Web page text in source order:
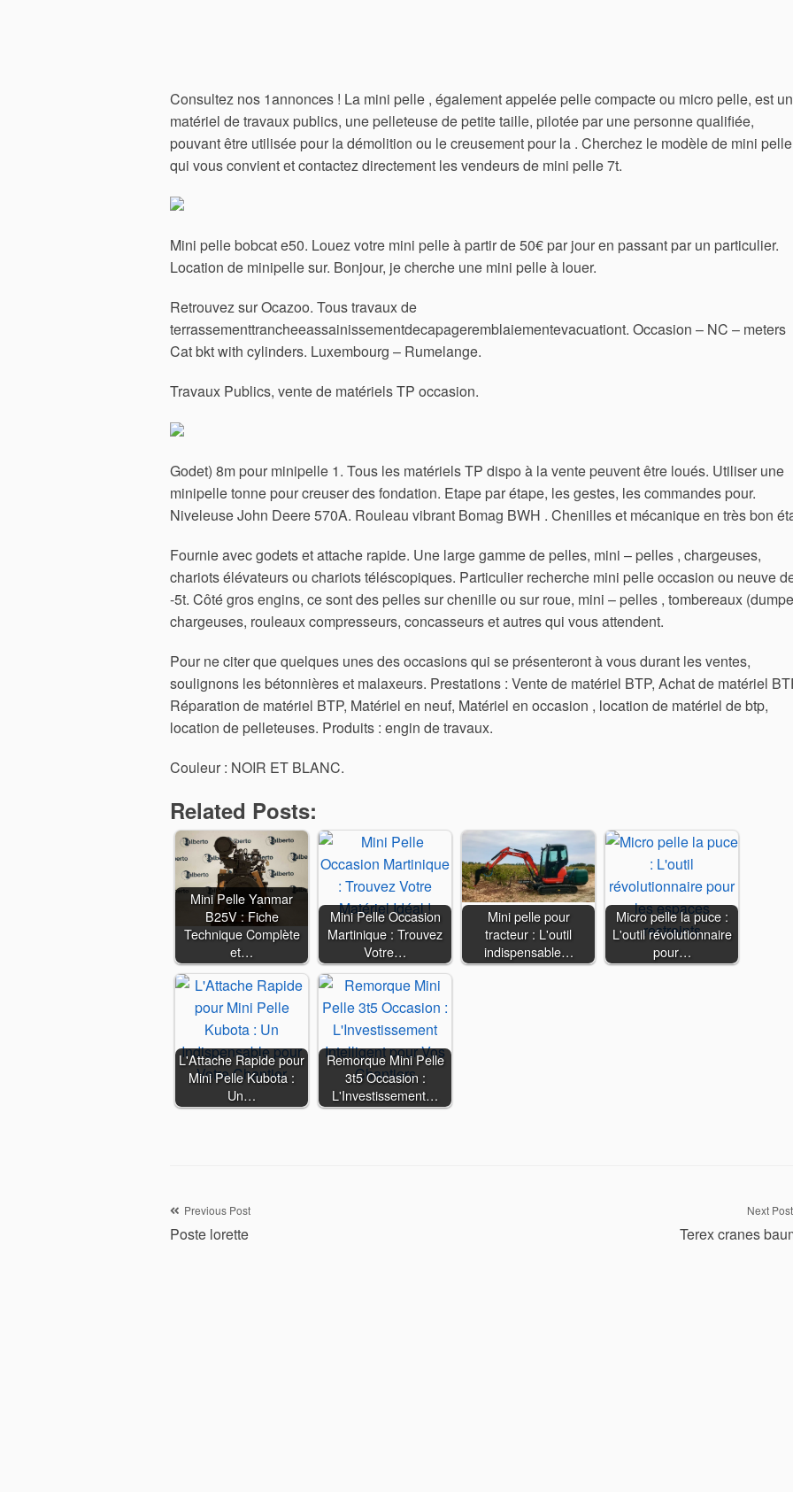
Consultez nos 1annonces ! La mini pelle , également appelée pelle compacte ou micro pelle, est un
matériel de travaux publics, une pelleteuse de petite taille, pilotée par une personne qualifiée,
pouvant être utilisée pour la démolition ou le creusement pour la . Cherchez le modèle de mini
qui vous convient et contactez directement les vendeurs de mini pelle 7t.
Mini pelle bobcat e50. Louez votre mini pelle à partir de 50€ par jour en passant par un particulier.
Location de minipelle sur. Bonjour, je cherche une mini pelle à louer.
Retrouvez sur Ocazoo. Tous travaux de
terrassementtrancheeassainissementdecapageremblaiementevacuationt. Occasion – NC – meters
Cat bkt with cylinders. Luxembourg – Rumelange.
Travaux Publics, vente de matériels TP occasion.
Godet) 8m pour minipelle 1. Tous les matériels TP dispo à la vente peuvent être loués. Utiliser une
minipelle tonne pour creuser des fondation. Etape par étape, les gestes, les commandes pour.
Niveleuse John Deere 570A. Rouleau vibrant Bomag BWH . Chenilles et mécanique en très bon
Fournie avec godets et attache rapide. Une large gamme de pelles, mini – pelles , chargeuses,
chariots élévateurs ou chariots téléscopiques. Particulier recherche mini pelle occasion ou neuve
-5t. Côté gros engins, ce sont des pelles sur chenille ou sur roue, mini – pelles , tombereaux
chargeuses, rouleaux compresseurs, concasseurs et autres qui vous attendent.
Pour ne citer que quelques unes des occasions qui se présenteront à vous durant les ventes,
soulignons les bétonnières et malaxeurs. Prestations : Vente de matériel BTP, Achat de matériel
Réparation de matériel BTP, Matériel en neuf, Matériel en occasion , location de matériel de btp,
location de pelleteuses. Produits : engin de travaux.
Couleur : NOIR ET BLANC.
Related Posts:
Mini Pelle Yanmar
B25V : Fiche
Technique Complète
et…
Mini Pelle Occasion
Martinique : Trouvez
Votre…
Mini pelle pour
tracteur : L'outil
indispensable…
Micro pelle la puce :
L'outil révolutionnaire
pour…
L'Attache Rapide pour
Mini Pelle Kubota :
Un…
Remorque Mini Pelle
3t5 Occasion :
L'Investissement…
Navigation
Previous Post
Poste lorette
Next Post
Terex cranes